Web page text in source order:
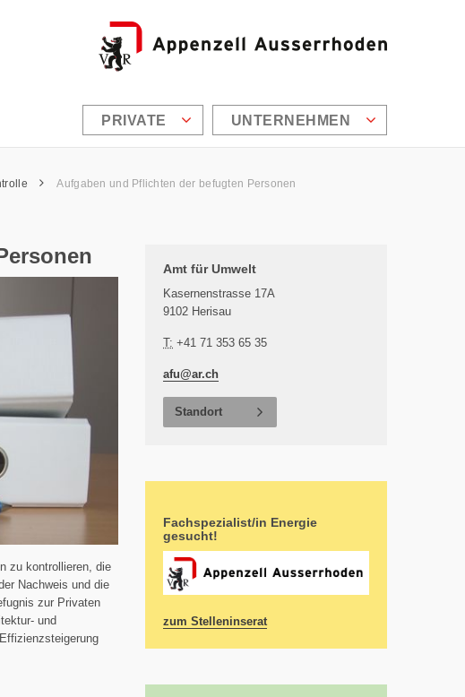
PRIVATE UNTERNEHMEN
Aufgaben und Pflichten der befugten Personen
zu kontrollieren, die
Nachweis und die
zur Privaten
und
Amt für Umwelt
Kasernenstrasse 17A
9102 Herisau
T: +41 71 353 65 35
afu@ar.ch
Standort
Fachspezialist/in Energie
gesucht!
zum Stelleninserat